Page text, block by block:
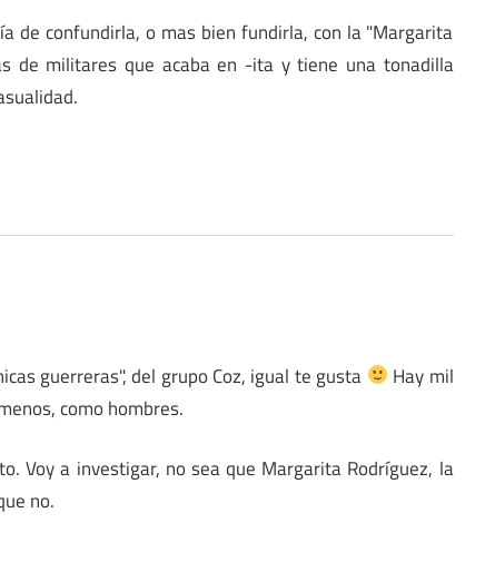
de confundirla, o mas bien fundirla, con la "Margarita
de militares que acaba en -ita y tiene una tonadilla
guerreras", del grupo Coz, igual te gusta
Hay mil
como hombres.
Voy a investigar, no sea que Margarita Rodríguez, la
no.